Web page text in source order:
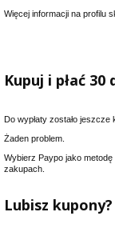
Więcej informacji na profilu
Kupuj i płać
Do wypłaty zostało jeszcze
Żaden problem.
Wybierz Paypo jako metodę
zakupach.
Lubisz